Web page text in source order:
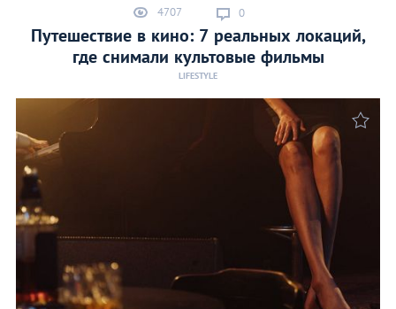
4707 0
Путешествие в кино: 7 реальных локаций,
где снимали культовые фильмы
LIFESTYLE